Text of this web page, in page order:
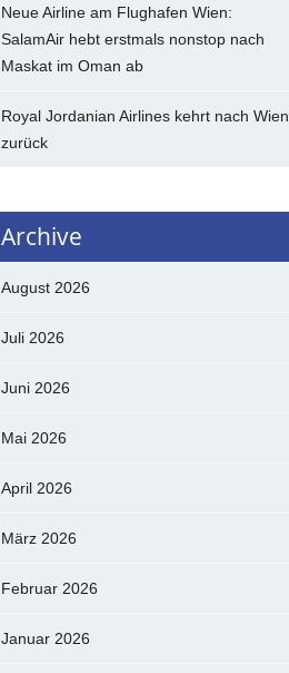
Neue Airline am Flughafen Wien:
SalamAir hebt erstmals nonstop nach
Maskat im Oman ab
Royal Jordanian Airlines kehrt nach Wien
zurück
Archive
August 2026
Juli 2026
Juni 2026
Mai 2026
April 2026
März 2026
Februar 2026
Januar 2026